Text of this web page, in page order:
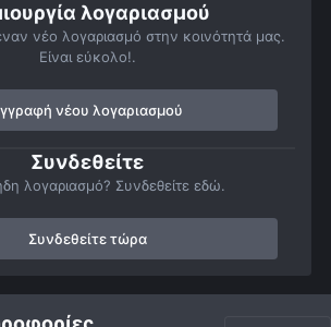
λογαριασμού
νέο λογαριασμό στην κοινότητά μας.
Είναι εύκολο!.
νέου λογαριασμού
Συνδεθείτε
λογαριασμό? Συνδεθείτε εδώ.
Συνδεθείτε τώρα
Πορτρέτα του ουρανού